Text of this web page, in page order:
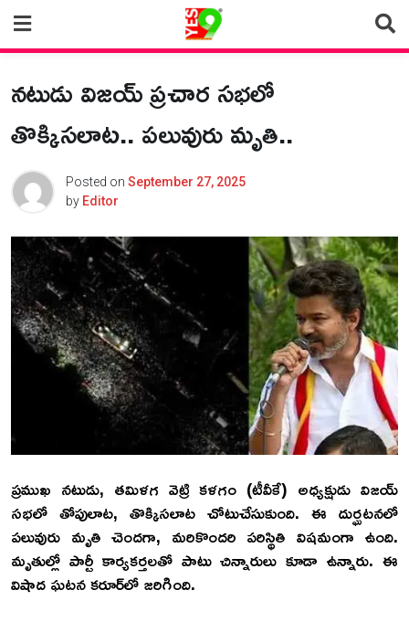
content
నటుడు విజయ్ ప్రచార సభలో
తొక్కిసలాట.. పలువురు మృతి..
Posted on September 27, 2025
by Editor
ప్రముఖ నటుడు, తమిళగ వెట్రి కళగం (టీవీకే) అధ్యక్షుడు విజయ్
సభలో తోపులాట, తొక్కిసలాట చోటుచేసుకుంది. ఈ దుర్ఘటనలో
పలువురు మృతి చెందగా, మరికొందరి పరిస్థితి విషమంగా ఉంది.
మృతుల్లో పార్టీ కార్యకర్తలతో పాటు చిన్నారులు కూడా ఉన్నారు. ఈ
విషాద ఘటన కరూర్‌లో జరిగింది.